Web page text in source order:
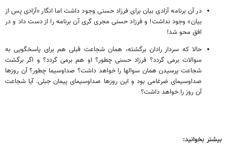
در آن برنامه آزادی بیان برای فرزاد حسنی وجود داشت اما انگار «آزادی پس از
بیان» وجود نداشت! و فرزاد حسنی مجری گری آن برنامه را از دست داد و در
افق محو شد!
حالا که سردار رادان برگشته، همان شجاعت قبلی هم برای پاسخگویی به
سوالات برمی گردد؟ فرزاد حسنی چطور؟ او هم برمی گردد؟ و اگر برگشت
شجاعت پرسیدن همان سوالها را خواهد داشت؟ صداوسیما چطور؟ آن روزها
صداوسیمای ضرغامی بود و این روزها صداوسیمای پیمان جبلی. آیا شجاعت
آن روز را خواهد داشت؟
بیشتر بخوانید: